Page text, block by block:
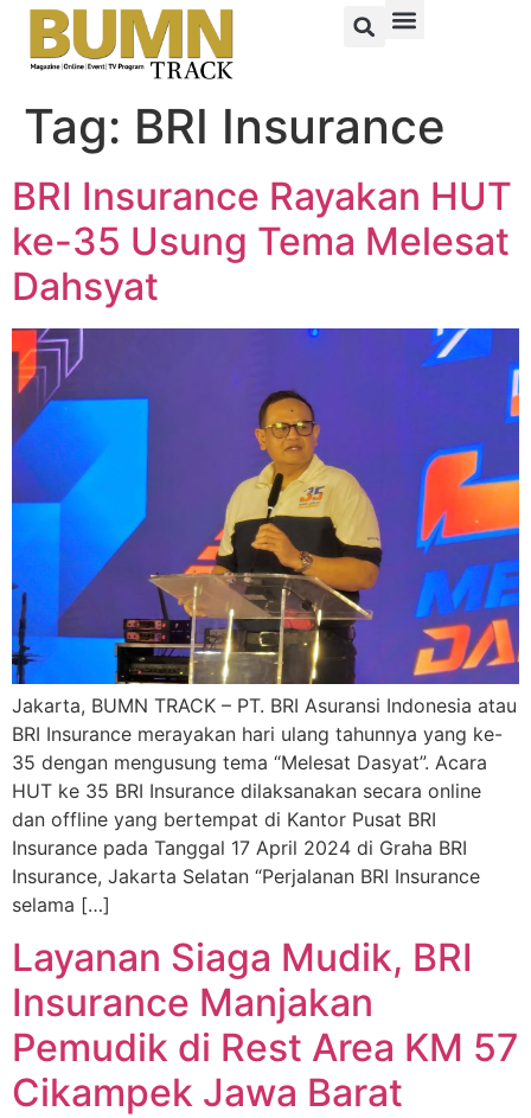
Tag: BRI Insurance
BRI Insurance Rayakan HUT
ke-35 Usung Tema Melesat
Dahsyat
Jakarta, BUMN TRACK – PT. BRI Asuransi Indonesia atau
BRI Insurance merayakan hari ulang tahunnya yang ke-
35 dengan mengusung tema “Melesat Dasyat”. Acara
HUT ke 35 BRI Insurance dilaksanakan secara online
dan offline yang bertempat di Kantor Pusat BRI
Insurance pada Tanggal 17 April 2024 di Graha BRI
Insurance, Jakarta Selatan “Perjalanan BRI Insurance
selama […]
Layanan Siaga Mudik, BRI
Insurance Manjakan
Pemudik di Rest Area KM 57
Cikampek Jawa Barat